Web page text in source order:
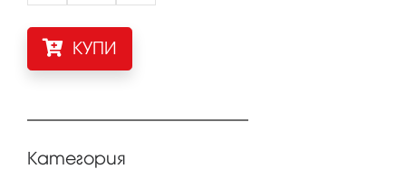
КУПИ
Категория